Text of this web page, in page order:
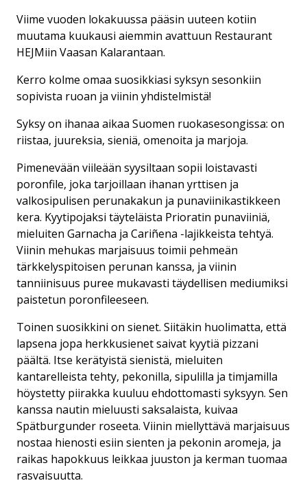
Viime vuoden lokakuussa pääsin uuteen kotiin
muutama kuukausi aiemmin avattuun Restaurant
HEJMiin Vaasan Kalarantaan.
Kerro kolme omaa suosikkiasi syksyn sesonkiin
sopivista ruoan ja viinin yhdistelmistä!
Syksy on ihanaa aikaa Suomen ruokasesongissa: on
riistaa, juureksia, sieniä, omenoita ja marjoja.
Pimenevään viileään syysiltaan sopii loistavasti
poronfile, joka tarjoillaan ihanan yrttisen ja
valkosipulisen perunakakun ja punaviinikastikkeen
kera. Kyytipojaksi täyteläista Prioratin punaviiniä,
mieluiten Garnacha ja Cariñena -lajikkeista tehtyä.
Viinin mehukas marjaisuus toimii pehmeän
tärkkelyspitoisen perunan kanssa, ja viinin
tanniinisuus puree mukavasti täydellisen mediumiksi
paistetun poronfileeseen.
Toinen suosikkini on sienet. Siitäkin huolimatta, että
lapsena jopa herkkusienet saivat kyytiä pizzani
päältä. Itse kerätyistä sienistä, mieluiten
kantarelleista tehty, pekonilla, sipulilla ja timjamilla
höystetty piirakka kuuluu ehdottomasti syksyyn. Sen
kanssa nautin mieluusti saksalaista, kuivaa
Spätburgunder roseeta. Viinin miellyttävä marjaisuus
nostaa hienosti esiin sienten ja pekonin aromeja, ja
raikas hapokkuus leikkaa juuston ja kerman tuomaa
rasvaisuutta.